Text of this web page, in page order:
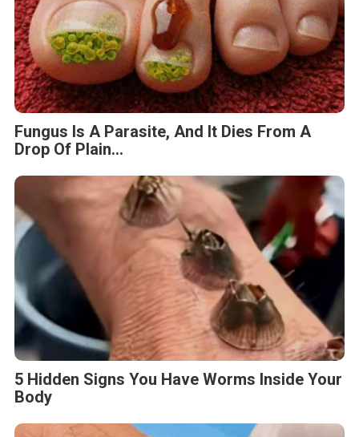
Fungus Is A Parasite, And It Dies From A
Drop Of Plain...
5 Hidden Signs You Have Worms Inside Your
Body